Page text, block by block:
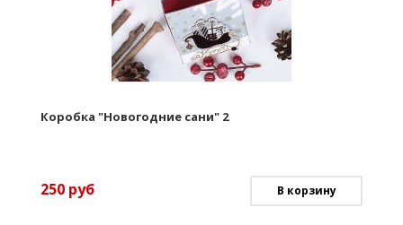
Коробка "Новогодние сани" 2
250 руб В корзину